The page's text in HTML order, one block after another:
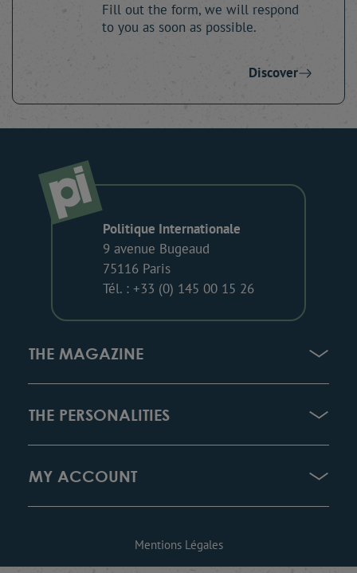
Fill out the form, we will respond
to you as soon as possible.
Discover
Politique Internationale
9 avenue Bugeaud
75116 Paris
Tél. : +33 (0) 145 00 15 26
THE MAGAZINE
THE PERSONALITIES
MY ACCOUNT
Mentions Légales